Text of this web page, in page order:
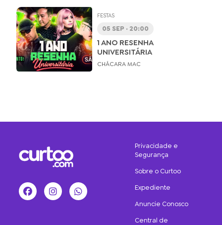
FESTAS
05 SEP · 20:00
1 ANO RESENHA
UNIVERSITÁRIA
CHÁCARA MAC
FacebookInstagramWhatsApp
Privacidade e
Segurança
Sobre o Curtoo
Expediente
Anuncie Conosco
Central de